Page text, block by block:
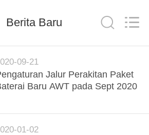
Berita Baru
09-21
Jalur Perakitan Paket
Baru AWT pada Sept 2020
01-02